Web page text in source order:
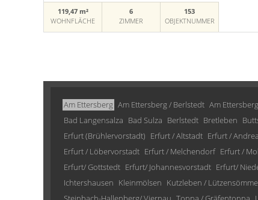
119,47 m²
WOHNFLÄCHE
6
ZIMMER
153
OBJEKTNUMMER
Am Ettersberg Am Ettersberg / Berlstedt Am
Bad Langensalza Bad Sulza Berlstedt Bretleben
Erfurt (Brühlervorstadt) Erfurt / Altstadt Erfurt /
Erfurt / Löbervorstadt Erfurt / Melchendorf Erfurt /
Erfurt/ Gottstedt Erfurt/ Johannesvorstadt Erfurt/
Ichtershausen Kleinmölsen Kutzleben /